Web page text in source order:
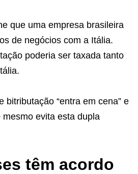
que uma empresa brasileira
de negócios com a Itália.
poderia ser taxada tanto
bitributação “entra em cena” e
evita esta dupla
têm acordo